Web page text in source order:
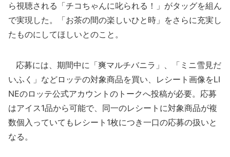
ら視聴される「チコちゃんに叱られる！」がタッグを組ん
で実現した。「お茶の間の楽しいひと時」をさらに充実し
たものにしてほしいとのこと。
応募には、期間中に「爽マルチバニラ」、「ミニ雪見だ
いふく」などロッテの対象商品を買い、レシート画像をLI
NEのロッテ公式アカウントのトークへ投稿が必要。応募
はアイス1品から可能で、同一のレシートに対象商品が複
数個入っていてもレシート1枚につき一口の応募の扱いと
なる。